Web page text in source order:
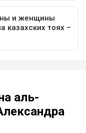
аль-